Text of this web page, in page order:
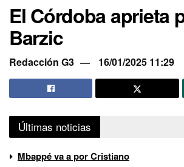
El Córdoba aprieta
Barzic
Redacción G3 16/01/2025 11:29
Últimas noticias
Mbappé va a por Cristiano